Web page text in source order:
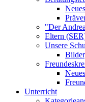
"Der
Eltern
Unsere
Unterricht